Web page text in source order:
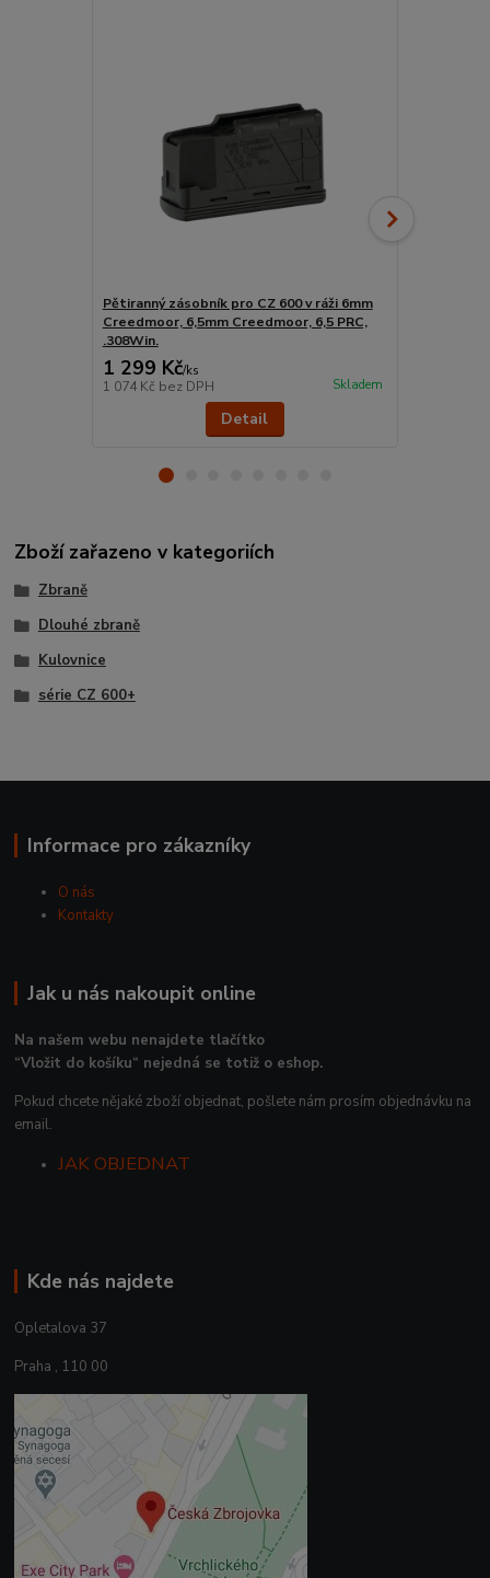
Pětiranný zásobník pro CZ 600 v ráži 6mm
Creedmoor, 6,5mm Creedmoor, 6,5 PRC,
.308Win.
1 299 Kč/ks
1 074 Kč bez DPH Skladem
Detail
Zboží zařazeno v kategoriích
Zbraně
Dlouhé zbraně
Kulovnice
série CZ 600+
Informace pro zákazníky
O nás
Kontakty
Jak u nás nakoupit online
Na našem webu nenajdete tlačítko
“Vložit do košíku“ nejedná se totiž o eshop.
Pokud chcete nějaké zboží objednat, pošlete nám prosím objednávku na
email.
JAK OBJEDNAT
Kde nás najdete
Opletalova 37
Praha , 110 00